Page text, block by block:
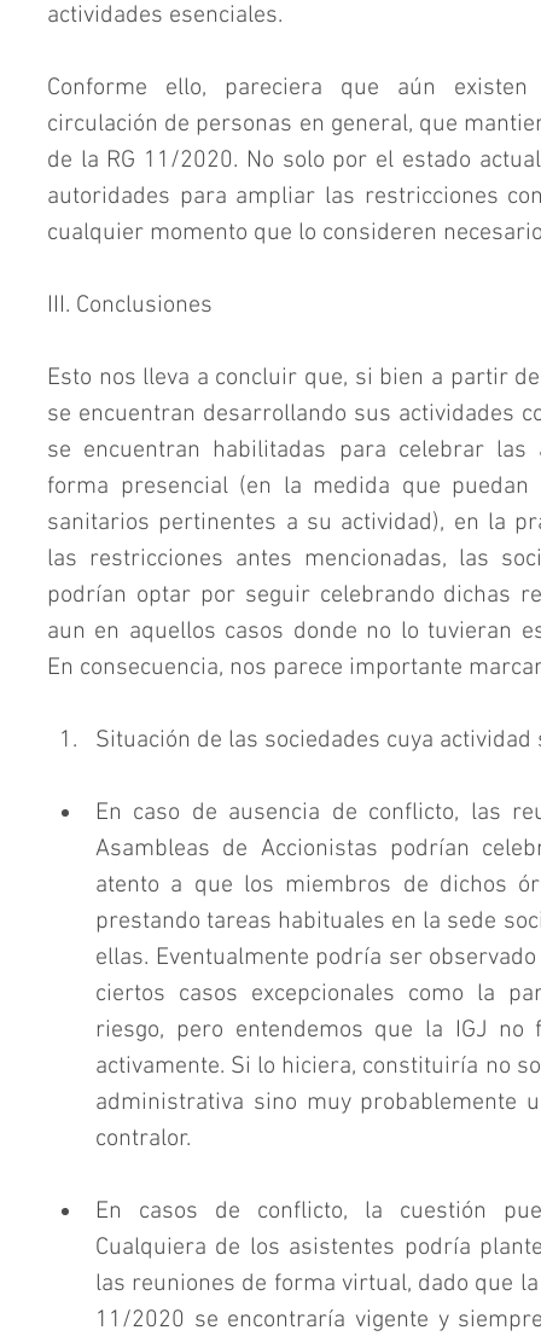
actividades esenciales.
Conforme ello, pareciera que aún
circulación de personas en general, que
de la RG 11/2020. No solo por el estado
autoridades para ampliar las restricciones
cualquier momento que lo consideren
III. Conclusiones
Esto nos lleva a concluir que, si bien a partir
se encuentran desarrollando sus actividades
se encuentran habilitadas para celebrar las
forma presencial (en la medida que
sanitarios pertinentes a su actividad), en la
las restricciones antes mencionadas, las
podrían optar por seguir celebrando dichas
aun en aquellos casos donde no lo tuvieran
En consecuencia, nos parece importante
Situación de las sociedades cuya
En caso de ausencia de conflicto, las
Asambleas de Accionistas podrían
atento a que los miembros de dichos
prestando tareas habituales en la sede
ellas. Eventualmente podría ser
ciertos casos excepcionales como la
riesgo, pero entendemos que la IGJ no
activamente. Si lo hiciera, constituiría no
administrativa sino muy probablemente
contralor.
En casos de conflicto, la cuestión
Cualquiera de los asistentes podría
las reuniones de forma virtual, dado que
11/2020 se encontraría vigente y